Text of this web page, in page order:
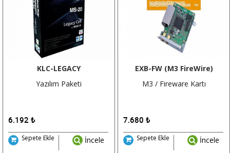
KLC-LEGACY
Yazılım Paketi
6.192 ₺
Sepete Ekle İncele
EXB-FW (M3 FireWire)
M3 / Fireware Kartı
7.680 ₺
Sepete Ekle İncele